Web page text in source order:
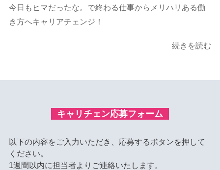
今日もヒマだったな。で終わる仕事からメリハリある働
き方へキャリアチェンジ！
続きを読む
キャリチェン応募フォーム
以下の内容をご入力いただき、応募するボタンを押して
ください。
1週間以内に担当者よりご連絡いたします。